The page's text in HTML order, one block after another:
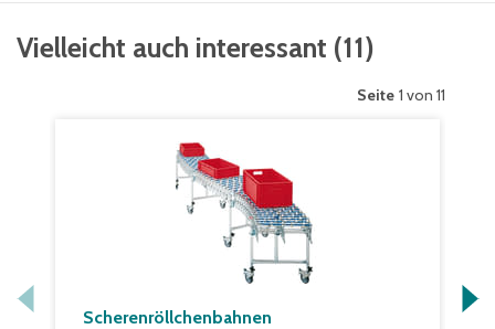
Vielleicht auch interessant (11)
Seite 1 von 11
Scherenröllchenbahnen